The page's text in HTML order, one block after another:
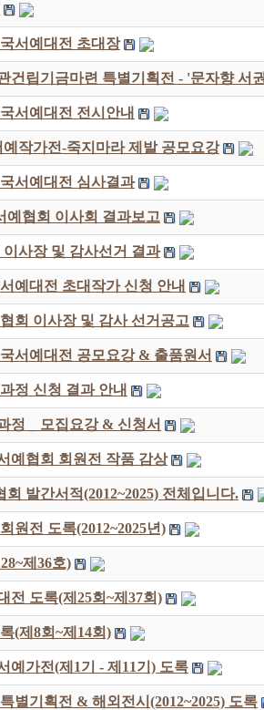
서예대전 초대장
건립기금마련 특별기획전 - '문자향 서
서예대전 전시안내
예작가전-죽지마라 제발 공모요강
서예대전 심사결과
예협회 이사회 결과보고
이사장 및 감사선거 결과
예대전 초대작가 신청 안내
회 이사장 및 감사 선거공고
서예대전 공모요강 & 출품원서
정 신청 결과 안내
정 _ 모집요강 & 신청서
예협회 회원전 작품 감상
회 발간서적(2012~2025) 전체입니다.
원전 도록(2012~2025년)
제36호)
전 도록(제25회~제37회)
(제8회~제14회)
예가전(제1기 - 제11기) 도록
별기획전 & 해외전시(2012~2025) 도록